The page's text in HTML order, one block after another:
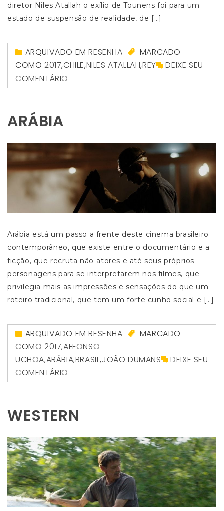
diretor Niles Atallah o exílio de Tounens foi para um
estado de suspensão de realidade, de […]
ARQUIVADO EMRESENHA
MARCADO
COMO 2017,CHILE,NILES ATALLAH,REY
DEIXE SEU
COMENTÁRIO
ARÁBIA
Arábia está um passo a frente deste cinema brasileiro
contemporâneo, que existe entre o documentário e a
ficção, que recruta não-atores e até seus próprios
personagens para se interpretarem nos filmes, que
privilegia mais as impressões e sensações do que um
roteiro tradicional, que tem um forte cunho social e […]
ARQUIVADO EMRESENHA
MARCADO
COMO 2017,AFFONSO
UCHOA,ARÁBIA,BRASIL,JOÃO DUMANS
DEIXE SEU
COMENTÁRIO
WESTERN